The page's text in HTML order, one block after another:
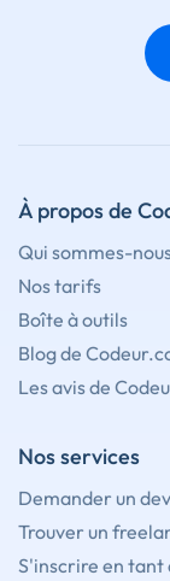
À propos de
Qui sommes-
Nos tarifs
Boîte à outils
Blog de
Les avis de
Nos services
Demander un
Trouver un
S'inscrire en tant